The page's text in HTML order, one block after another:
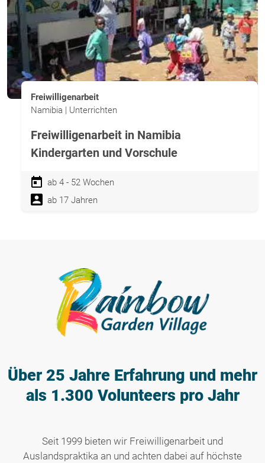
Freiwilligenarbeit
Namibia | Unterrichten
Freiwilligenarbeit in Namibia
Kindergarten und Vorschule
ab 4 - 52 Wochen
ab 17 Jahren
Über 25 Jahre Erfahrung und mehr
als 1.300 Volunteers pro Jahr
Seit 1999 bieten wir Freiwilligenarbeit und
Auslandspraktika an und achten dabei auf höchste